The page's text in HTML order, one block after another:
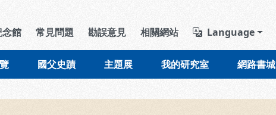
導覽列區塊
念館 常見問題 勘誤意見 相關網站 Language
國父史蹟 主題展 我的研究室 網路書城